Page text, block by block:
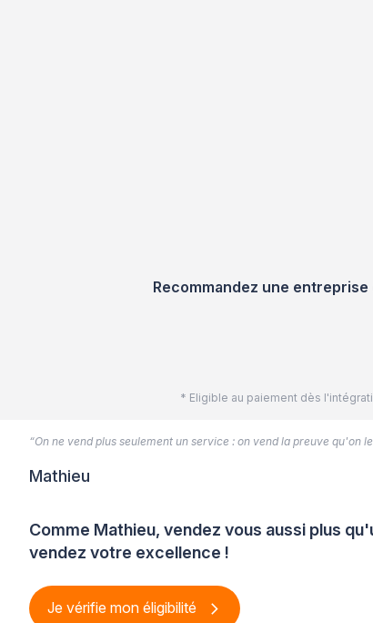
Recommandez une
* Eligible au paiement dès
Comme Mathieu, vendez vous aussi plus
vendez votre excellence !
Je vérifie mon éligibilité
“On ne vend plus seulement un service : on vend la preuve qu'on
Mathieu